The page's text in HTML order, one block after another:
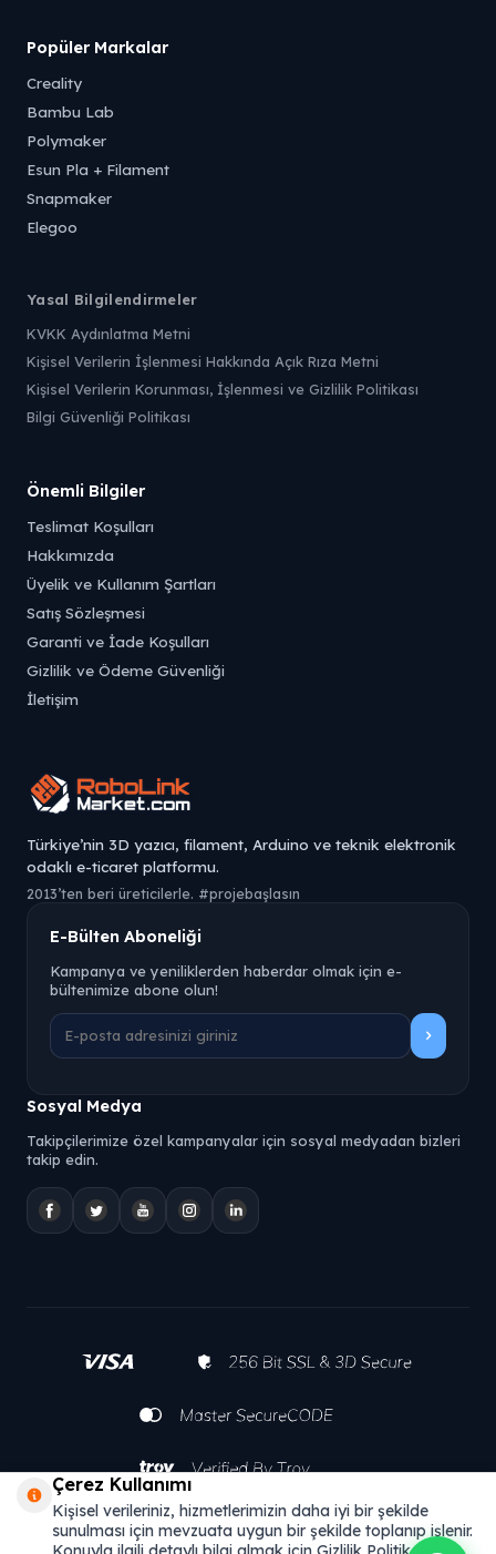
Popüler Markalar
Creality
Bambu Lab
Polymaker
Esun Pla + Filament
Snapmaker
Elegoo
Yasal Bilgilendirmeler
KVKK Aydınlatma Metni
Kişisel Verilerin İşlenmesi Hakkında Açık Rıza Metni
Kişisel Verilerin Korunması, İşlenmesi ve Gizlilik Politikası
Bilgi Güvenliği Politikası
Önemli Bilgiler
Teslimat Koşulları
Hakkımızda
Üyelik ve Kullanım Şartları
Satış Sözleşmesi
Garanti ve İade Koşulları
Gizlilik ve Ödeme Güvenliği
İletişim
Türkiye’nin 3D yazıcı, filament, Arduino ve teknik elektronik
odaklı e-ticaret platformu.
2013’ten beri üreticilerle. #projebaşlasın
E-Bülten Aboneliği
Kampanya ve yeniliklerden haberdar olmak için e-
bültenimize abone olun!
Sosyal Medya
Takipçilerimize özel kampanyalar için sosyal medyadan bizleri
takip edin.
Çerez Kullanımı
Kişisel verileriniz, hizmetlerimizin daha iyi bir şekilde
sunulması için mevzuata uygun bir şekilde toplanıp işlenir.